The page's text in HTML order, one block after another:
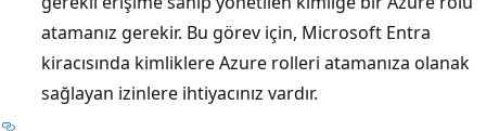
atamanız gerekir. Bu görev için, Microsoft Entra
kiracısında kimliklere Azure rolleri atamanıza olanak
sağlayan izinlere ihtiyacınız vardır.